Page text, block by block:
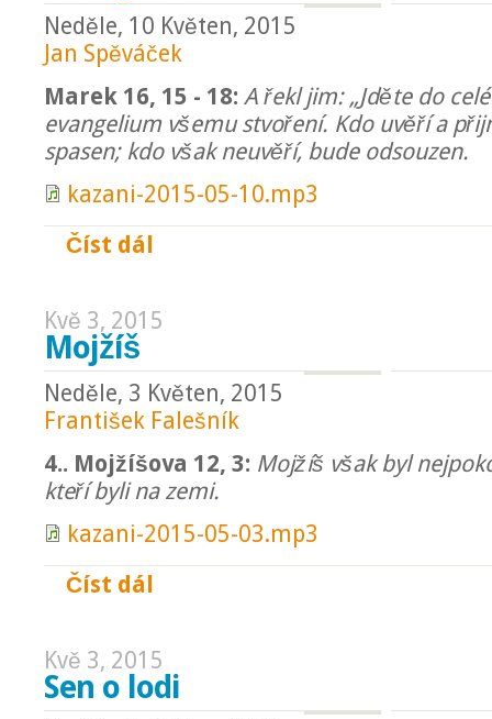
Neděle, 10 Květen, 2015
Jan Spěváček
Marek 16, 15 - 18: A řekl jim: „Jděte do
evangelium všemu stvoření. Kdo uvěří a
spasen; kdo však neuvěří, bude odsouzen.
kazani-2015-05-10.mp3
Číst dál
Kvě 3, 2015
Mojžíš
Neděle, 3 Květen, 2015
František Falešník
4.. Mojžíšova 12, 3: Mojžíš však byl
kteří byli na zemi.
kazani-2015-05-03.mp3
Číst dál
Kvě 3, 2015
Sen o lodi